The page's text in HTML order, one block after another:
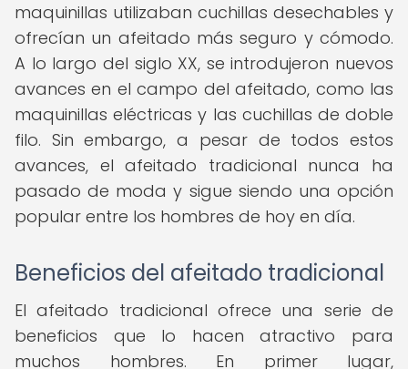
maquinillas utilizaban cuchillas desechables y
ofrecían un afeitado más seguro y cómodo.
A lo largo del siglo XX, se introdujeron nuevos
avances en el campo del afeitado, como las
maquinillas eléctricas y las cuchillas de doble
filo. Sin embargo, a pesar de todos estos
avances, el afeitado tradicional nunca ha
pasado de moda y sigue siendo una opción
popular entre los hombres de hoy en día.
Beneficios del afeitado tradicional
El afeitado tradicional ofrece una serie de
beneficios que lo hacen atractivo para
muchos hombres. En primer lugar,